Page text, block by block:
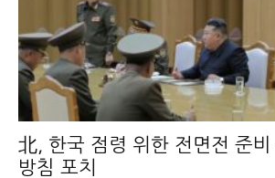
北, 한국 점령 위한 전면전 준
방침 포치